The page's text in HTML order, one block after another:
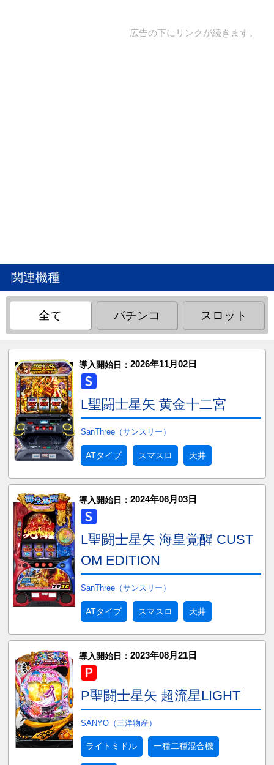
広告の下にリンクが続きます。
関連機種
全て パチンコ スロット
導入開始日： 2026年11月02日
L聖闘士星矢 黄金十二宮
SanThree（サンスリー）
ATタイプ スマスロ 天井
導入開始日： 2024年06月03日
L聖闘士星矢 海皇覚醒 CUST
OM EDITION
SanThree（サンスリー）
ATタイプ スマスロ 天井
導入開始日： 2023年08月21日
P聖闘士星矢 超流星LIGHT
SANYO（三洋物産）
ライトミドル 一種二種混合機